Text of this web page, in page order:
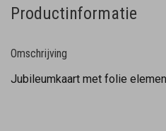
Productinformatie
Omschrijving
Jubileumkaart met folie